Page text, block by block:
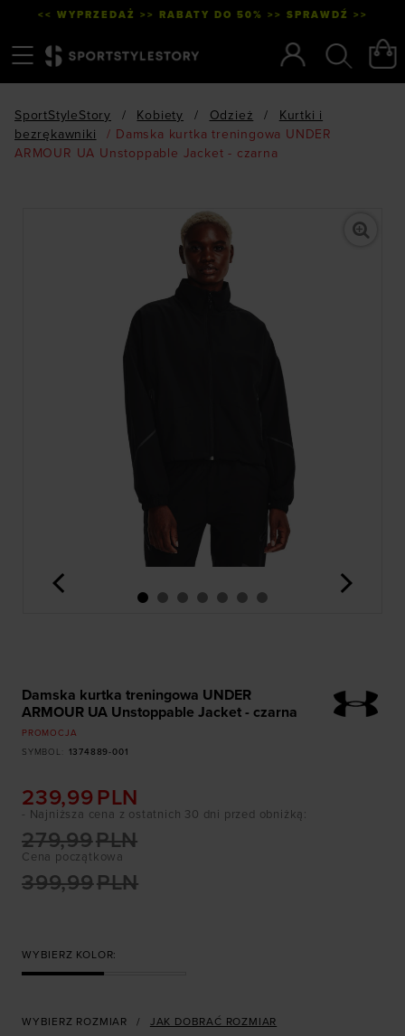
<< WYPRZEDAŻ >> RABATY DO 50% >> SPRAWDŹ >>
SportStyleStory / Kobiety / Odzież /
Kurtki i
bezrękawniki
/ Damska kurtka treningowa UNDER
ARMOUR UA Unstoppable Jacket - czarna
<
Damska kurtka treningowa UNDER
ARMOUR UA Unstoppable Jacket - czarna
PROMOCJA
SYMBOL
1374889-001
239,99 PLN
Cena początkowa
399,99PLN
279,99PLN
- Najniższa cena z ostatnich 30 dni przed obniżką:
WYBIERZ KOLOR:
WYBIERZ ROZMIAR JAK DOBRAĆ ROZMIAR